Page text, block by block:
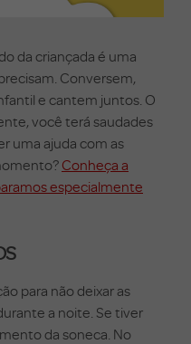
da criançada é uma
Conversem,
e cantem juntos. O
você terá saudades
uma ajuda com as
Conheça a
especialmente
para não deixar as
a noite. Se tiver
da soneca. No